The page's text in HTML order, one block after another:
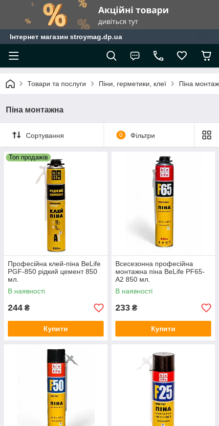
Інтернет магазин stroymag.dp.ua
Товари та послуги Піни, герметики, клеї Піна
Піна монтажна
Сортування 0 Фільтри
Топ продажів
Професійна клей-піна BeLife
PGF-850 рідкий цемент 850
мл.
В наявності
244 ₴
Купити
Всесезонна професійна
монтажна піна BeLife PF65-
A2 850 мл.
В наявності
233 ₴
Купити